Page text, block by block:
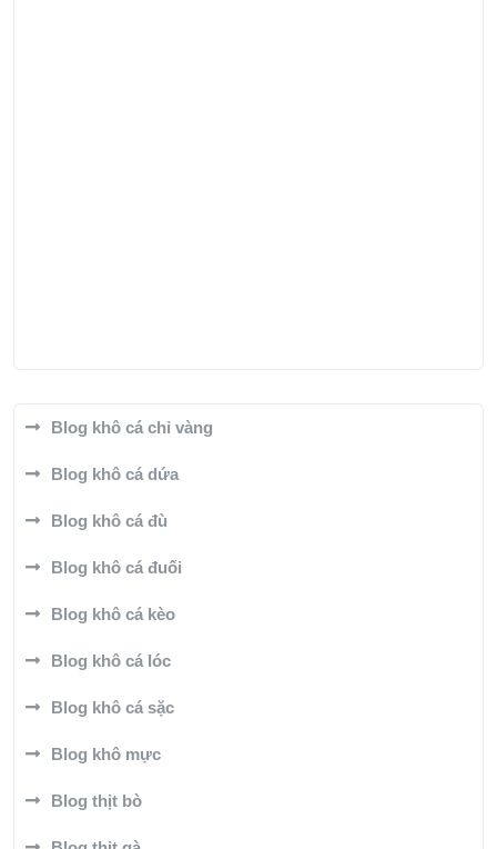
Blog khô cá chỉ vàng
Blog khô cá dứa
Blog khô cá đù
Blog khô cá đuối
Blog khô cá kèo
Blog khô cá lóc
Blog khô cá sặc
Blog khô mực
Blog thịt bò